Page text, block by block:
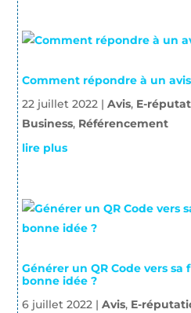
Comment répondre à un
22 juillet 2022| Avis, E-
Business, Référencement
lire plus
Générer un QR Code vers sa
bonne idée ?
6 juillet 2022| Avis, E-